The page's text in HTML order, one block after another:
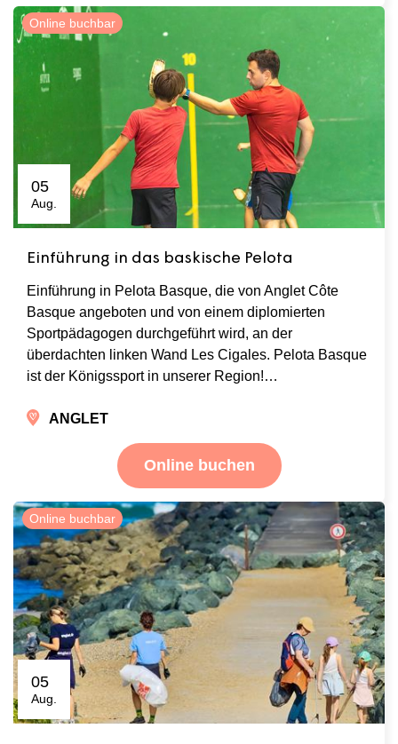
Online buchbar
05
Aug.
Einführung in das baskische Pelota
Einführung in Pelota Basque, die von Anglet Côte
Basque angeboten und von einem diplomierten
Sportpädagogen durchgeführt wird, an der
überdachten linken Wand Les Cigales. Pelota Basque
ist der Königssport in unserer Region!…
ANGLET
Online buchen
Online buchbar
05
Aug.